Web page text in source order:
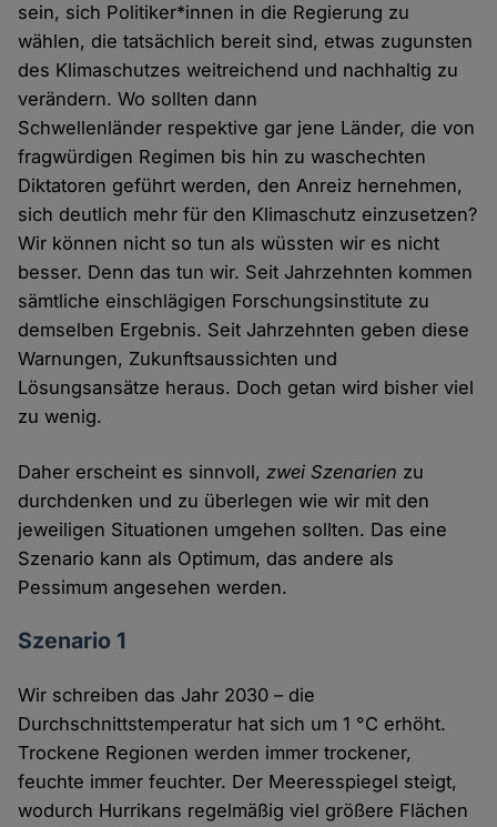
sein, sich Politiker*innen in die Regierung zu
wählen, die tatsächlich bereit sind, etwas zugunsten
des Klimaschutzes weitreichend und nachhaltig zu
verändern. Wo sollten dann
Schwellenländer respektive gar jene Länder, die von
fragwürdigen Regimen bis hin zu waschechten
Diktatoren geführt werden, den Anreiz hernehmen,
sich deutlich mehr für den Klimaschutz einzusetzen?
Wir können nicht so tun als wüssten wir es nicht
besser. Denn das tun wir. Seit Jahrzehnten kommen
sämtliche einschlägigen Forschungsinstitute zu
demselben Ergebnis. Seit Jahrzehnten geben diese
Warnungen, Zukunftsaussichten und
Lösungsansätze heraus. Doch getan wird bisher viel
zu wenig.
Daher erscheint es sinnvoll,zwei Szenarien zu
durchdenken und zu überlegen wie wir mit den
jeweiligen Situationen umgehen sollten. Das eine
Szenario kann als Optimum, das andere als
Pessimum angesehen werden.
Szenario 1
Wir schreiben das Jahr 2030 – die
Durchschnittstemperatur hat sich um 1 °C erhöht.
Trockene Regionen werden immer trockener,
feuchte immer feuchter. Der Meeresspiegel steigt,
wodurch Hurrikans regelmäßig viel größere Flächen